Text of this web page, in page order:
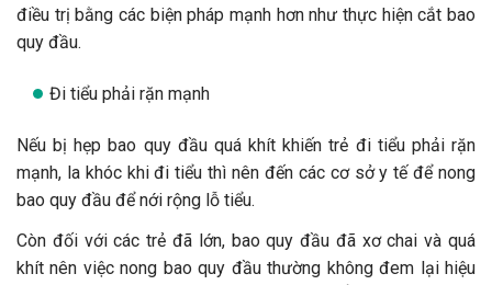
điều trị bằng các biện pháp mạnh hơn như thực hiện cắt bao
quy đầu.
Đi tiểu phải rặn mạnh
Nếu bị hẹp bao quy đầu quá khít khiến trẻ đi tiểu phải rặn
mạnh, la khóc khi đi tiểu thì nên đến các cơ sở y tế để nong
bao quy đầu để nới rộng lỗ tiểu.
Còn đối với các trẻ đã lớn, bao quy đầu đã xơ chai và quá
khít nên việc nong bao quy đầu thường không đem lại hiệu